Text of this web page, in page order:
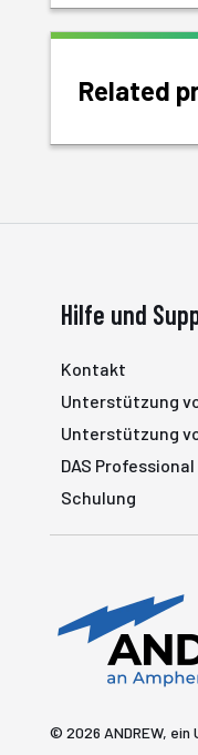
Related
Hilfe und
Kontakt
Unterstützung
Unterstützung
DAS
Schulung
© 2026 ANDREW,